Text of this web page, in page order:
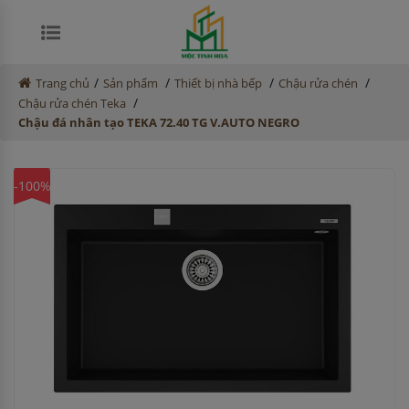
Trang chủ / Sản phẩm / Thiết bị nhà bếp / Chậu rửa chén /
Chậu rửa chén Teka /
Chậu đá nhân tạo TEKA 72.40 TG V.AUTO NEGRO
-100%